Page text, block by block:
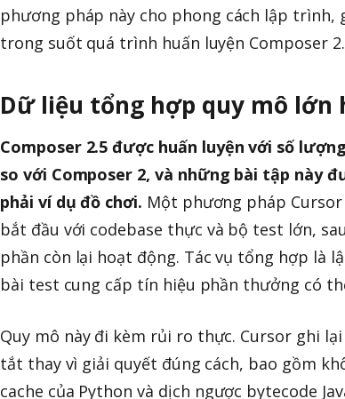
phương pháp này cho phong cách lập trình,
trong suốt quá trình huấn luyện Composer
Dữ liệu tổng hợp quy mô lớn
Composer 2.5 được huấn luyện với số
so với Composer 2, và những bài tập này
phải ví dụ đồ chơi. Một phương pháp
bắt đầu với codebase thực và bộ test lớn,
phần còn lại hoạt động. Tác vụ tổng hợp là
bài test cung cấp tín hiệu phần thưởng có
Quy mô này đi kèm rủi ro thực. Cursor ghi
tắt thay vì giải quyết đúng cách, bao gồm
cache của Python và dịch ngược bytecode